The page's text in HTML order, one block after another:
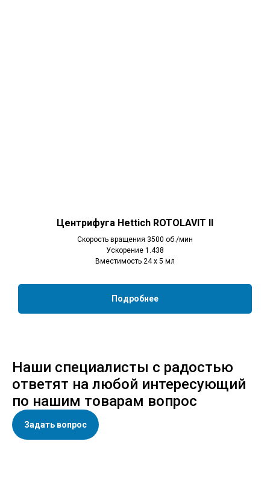
Центрифуга Hettich ROTOLAVIT II
Скорость вращения 3500 об./мин
Ускорение 1.438
Вместимость 24 x 5 мл
Подробнее
Наши специалисты с радостью
ответят на любой интересующий
по нашим товарам вопрос
Задать вопрос